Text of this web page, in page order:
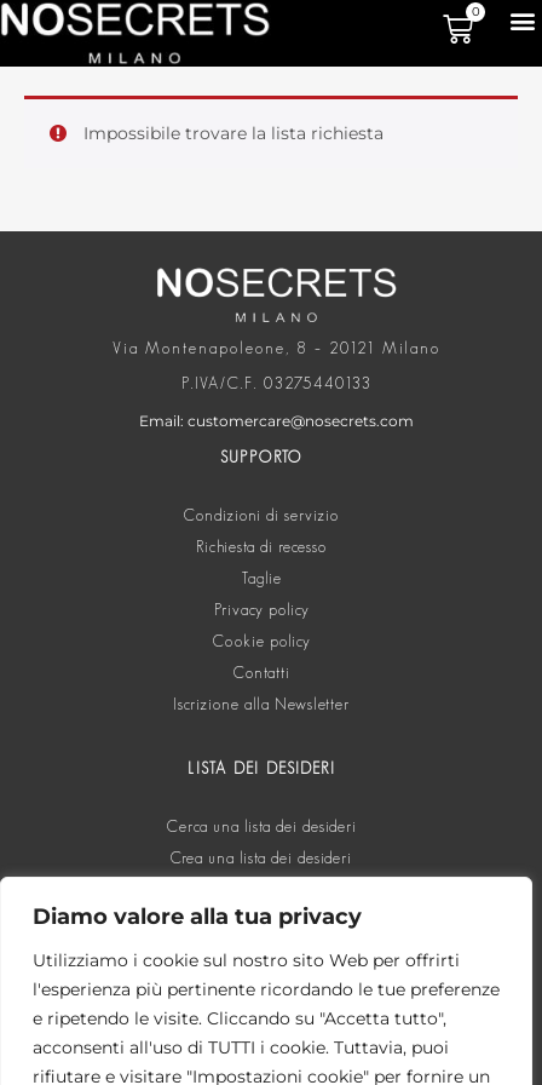
Diamo valore alla tua privacy
Utilizziamo i cookie sul nostro sito Web per offrirti
l'esperienza più pertinente ricordando le tue preferenze
e ripetendo le visite. Cliccando su "Accetta tutto",
acconsenti all'uso di TUTTI i cookie. Tuttavia, puoi
rifiutare e visitare "Impostazioni cookie" per fornire un
0
Impossibile trovare la lista richiesta
Via Montenapoleone, 8 – 20121 Milano
P.IVA/C.F. 03275440133
Email: customercare@nosecrets.com
SUPPORTO
Condizioni di servizio
Richiesta di recesso
Taglie
Privacy policy
Cookie policy
Contatti
Iscrizione alla Newsletter
LISTA DEI DESIDERI
Cerca una lista dei desideri
Crea una lista dei desideri
SOCIAL